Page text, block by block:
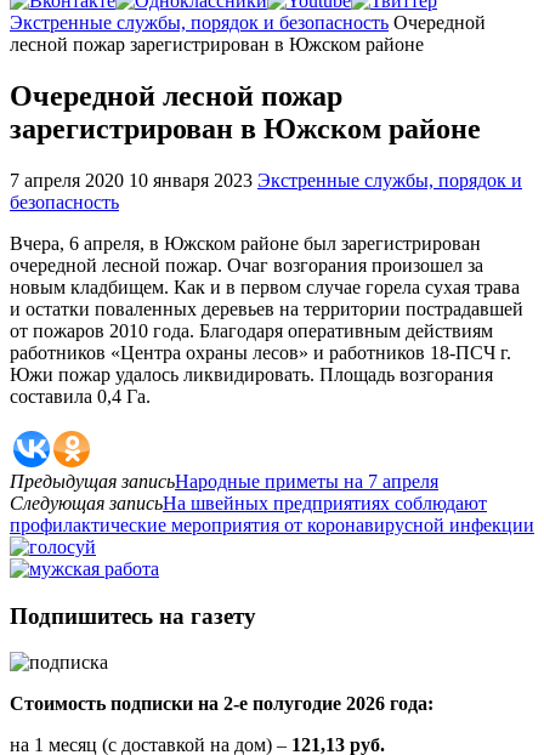
Главная
Экстренные службы, порядок и безопасность Очередной
лесной пожар зарегистрирован в Южском районе
Очередной лесной пожар
зарегистрирован в Южском районе
7 апреля 2020 10 января 2023 Экстренные службы, порядок и
безопасность
Вчера, 6 апреля, в Южском районе был зарегистрирован
очередной лесной пожар. Очаг возгорания произошел за
новым кладбищем. Как и в первом случае горела сухая трава
и остатки поваленных деревьев на территории пострадавшей
от пожаров 2010 года. Благодаря оперативным действиям
работников «Центра охраны лесов» и работников 18-ПСЧ г.
Южи пожар удалось ликвидировать. Площадь возгорания
составила 0,4 Га.
Предыдущая записьНародные приметы на 7 апреля
Следующая записьНа швейных предприятиях соблюдают
профилактические мероприятия от коронавирусной инфекции
Подпишитесь на газету
Стоимость подписки на 2-е полугодие 2026 года:
на 1 месяц (с доставкой на дом) – 121,13 руб.